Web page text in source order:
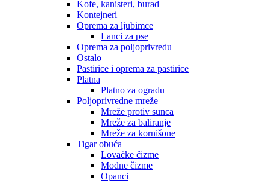
Kofe, kanisteri, burad
Kontejneri
Oprema za ljubimce
Lanci za pse
Oprema za poljoprivredu
Ostalo
Pastirice i oprema za pastirice
Platna
Platno za ogradu
Poljoprivredne mreže
Mreže protiv sunca
Mreže za baliranje
Mreže za kornišone
Tigar obuća
Lovačke čizme
Modne čizme
Opanci